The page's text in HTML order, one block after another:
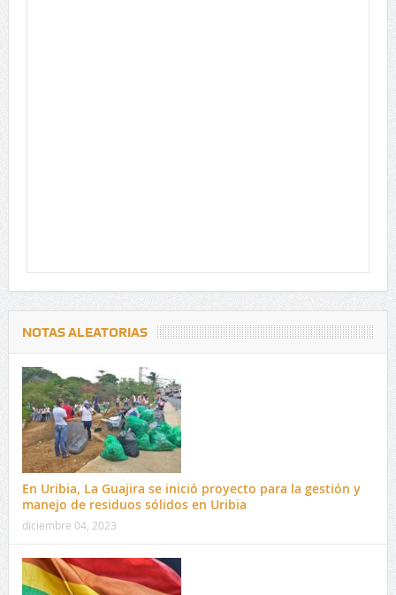
NOTAS ALEATORIAS
En Uribia, La Guajira se inició proyecto para la gestión y
manejo de residuos sólidos en Uribia
diciembre 04, 2023